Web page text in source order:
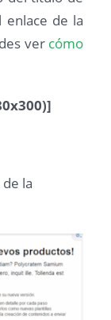
de la
ver cómo
de la